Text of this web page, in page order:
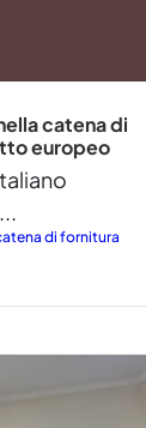
catena di
europeo
di fornitura